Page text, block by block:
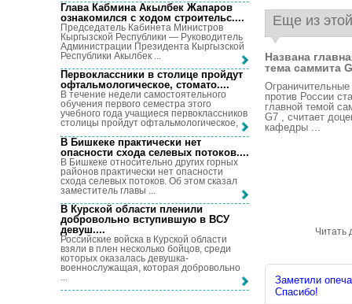
Еще из
Названа
тема саммита
против России
главной темой
G7 , считает
кафедры ...
Читать
Заметили
Спасибо!
Глава Кабмина Акылбек Жапаров
ознакомился с ходом строительс....
Председатель Кабинета Министров
Кыргызской Республики — Руководитель
Администрации Президента Кыргызской
Республики Акылбек ...
Первоклассники в столице пройдут
офтальмологическое, стомато....
В течение недели самостоятельного
обучения первого семестра этого
учебного года учащиеся первоклассников
столицы пройдут офтальмологическое, ...
В Бишкеке практически нет
опасности схода селевых потоков....
В Бишкеке относительно других горных
районов практически нет опасности
схода селевых потоков. Об этом сказал
заместитель главы ...
В Курской области пленили
добровольно вступившую в ВСУ
девуш....
Российские войска в Курской области
взяли в плен несколько бойцов, среди
которых оказалась девушка-
военнослужащая, которая добровольно
...